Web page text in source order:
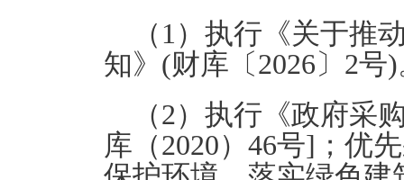
（1）执行《关于推
知》(财库〔2026〕2号
（2）执行《政府采
库（2020）46号]；优